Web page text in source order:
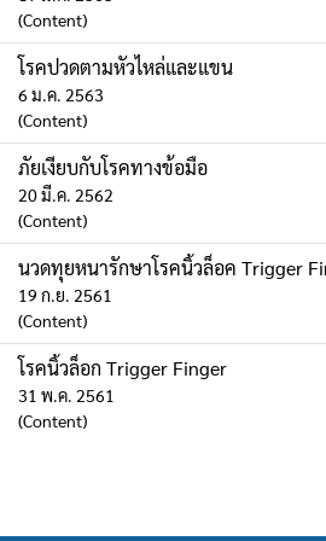
(Content)
โรคปวดตามหัวไหล่และแขน
6 ม.ค. 2563
(Content)
ภัยเงียบกับโรคทางข้อมือ
20 มี.ค. 2562
(Content)
นวดทุยหนารักษาโรคนิ้วล็อค Trigger
19 ก.ย. 2561
(Content)
โรคนิ้วล็อก Trigger Finger
31 พ.ค. 2561
(Content)